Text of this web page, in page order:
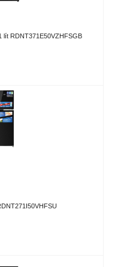
lít RDNT371E50VZHFSGB